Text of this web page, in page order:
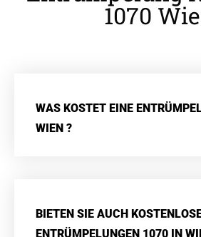
1070
WAS KOSTET EINE
WIEN ?
BIETEN SIE AUCH
ENTRÜMPELUNGEN 1070 IN